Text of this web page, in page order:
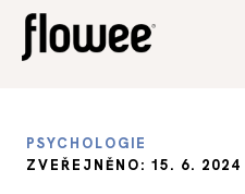
PSYCHOLOGIE
ZVEŘEJNĚNO: 15. 6. 2024